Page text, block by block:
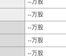
--万股
--万股
--万股
--万股
--万股